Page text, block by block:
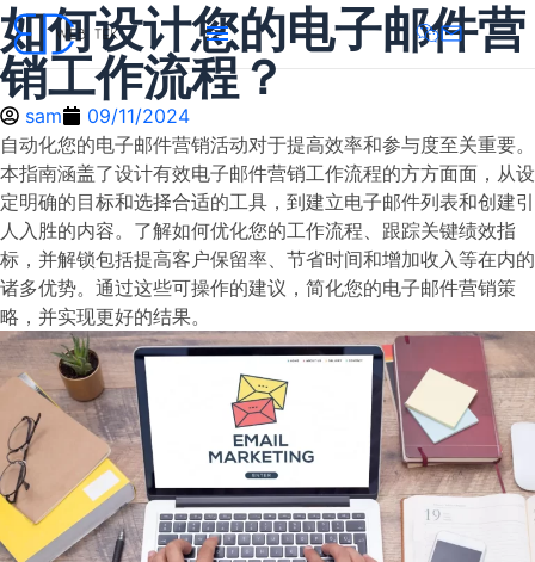
如何设计您的电子邮件营
销工作流程？
sam
09/11/2024
自动化您的电子邮件营销活动对于提高效率和参与度至关重要。
本指南涵盖了设计有效电子邮件营销工作流程的方方面面，从设
定明确的目标和选择合适的工具，到建立电子邮件列表和创建引
人入胜的内容。了解如何优化您的工作流程、跟踪关键绩效指
标，并解锁包括提高客户保留率、节省时间和增加收入等在内的
诸多优势。通过这些可操作的建议，简化您的电子邮件营销策
略，并实现更好的结果。